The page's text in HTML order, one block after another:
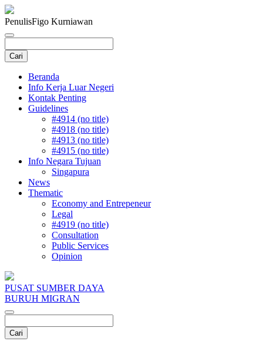
PenulisFigo Kurniawan
Beranda
Info Kerja Luar Negeri
Kontak Penting
Guidelines
#4914 (no title)
#4918 (no title)
#4913 (no title)
#4915 (no title)
Info Negara Tujuan
Singapura
News
Thematic
Economy and Entrepeneur
Legal
#4919 (no title)
Consultation
Public Services
Opinion
PUSAT SUMBER DAYA
BURUH MIGRAN